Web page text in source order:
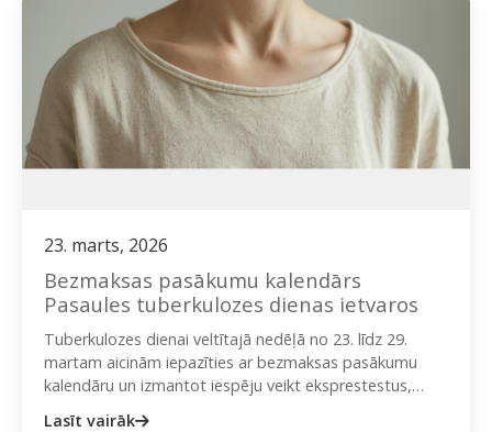
23. marts, 2026
Bezmaksas pasākumu kalendārs
Pasaules tuberkulozes dienas ietvaros
Tuberkulozes dienai veltītajā nedēļā no 23. līdz 29.
martam aicinām iepazīties ar bezmaksas pasākumu
kalendāru un izmantot iespēju veikt eksprestestus,
Lasīt vairāk